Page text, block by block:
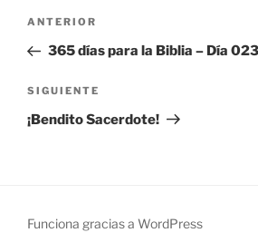
Navegación
entradas
Entrada
anterior:
ANTERIOR
365 días para la Biblia – Día 023
Siguiente
entrada
SIGUIENTE
¡Bendito Sacerdote!
Funciona gracias a WordPress